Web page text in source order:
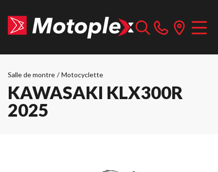
Salle de montre / Motocyclette
KAWASAKI KLX300R
2025